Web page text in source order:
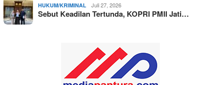
HUKUM/KRIMINAL Juli 27, 2026
Sebut Keadilan Tertunda, KOPRI PMII Jati…